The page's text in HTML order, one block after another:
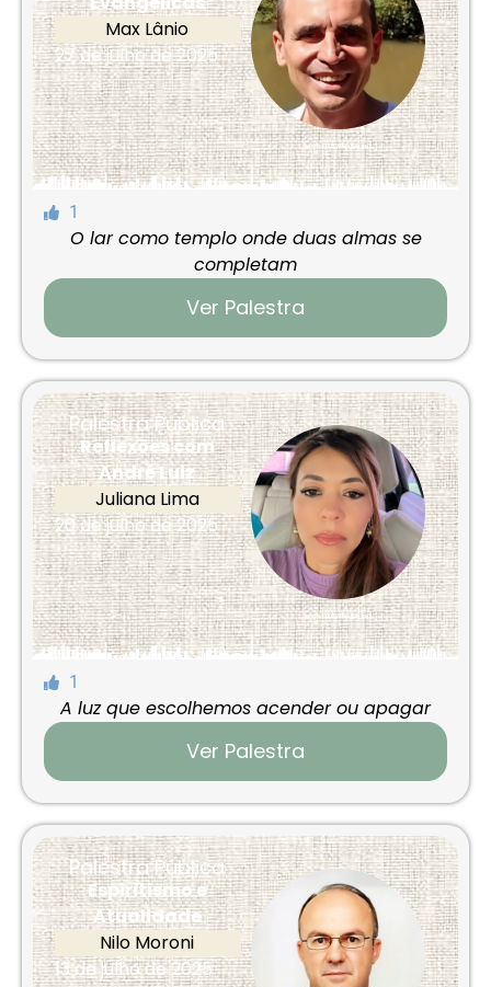
Max Lânio
27 de julho de 2025
1
O lar como templo onde duas almas se
completam
Ver Palestra
Palestra Pública
Reflexões com
André Luiz
Juliana Lima
20 de julho de 2025
1
A luz que escolhemos acender ou apagar
Ver Palestra
Palestra Pública
Espiritismo e
Atualidade
Nilo Moroni
13 de julho de 2025